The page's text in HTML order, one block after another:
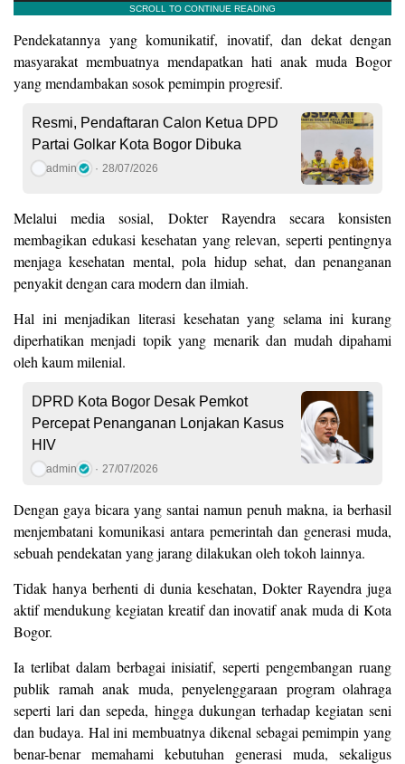
Pendekatannya yang komunikatif, inovatif, dan dekat dengan
masyarakat membuatnya mendapatkan hati anak muda Bogor
yang mendambakan sosok pemimpin progresif.
Resmi, Pendaftaran Calon Ketua DPD
Partai Golkar Kota Bogor Dibuka
admin 28/07/2026
Melalui media sosial, Dokter Rayendra secara konsisten
membagikan edukasi kesehatan yang relevan, seperti pentingnya
menjaga kesehatan mental, pola hidup sehat, dan penanganan
penyakit dengan cara modern dan ilmiah.
Hal ini menjadikan literasi kesehatan yang selama ini kurang
diperhatikan menjadi topik yang menarik dan mudah dipahami
oleh kaum milenial.
DPRD Kota Bogor Desak Pemkot
Percepat Penanganan Lonjakan Kasus
HIV
admin 27/07/2026
Dengan gaya bicara yang santai namun penuh makna, ia berhasil
menjembatani komunikasi antara pemerintah dan generasi muda,
sebuah pendekatan yang jarang dilakukan oleh tokoh lainnya.
Tidak hanya berhenti di dunia kesehatan, Dokter Rayendra juga
aktif mendukung kegiatan kreatif dan inovatif anak muda di Kota
Bogor.
Ia terlibat dalam berbagai inisiatif, seperti pengembangan ruang
publik ramah anak muda, penyelenggaraan program olahraga
seperti lari dan sepeda, hingga dukungan terhadap kegiatan seni
dan budaya. Hal ini membuatnya dikenal sebagai pemimpin yang
benar-benar memahami kebutuhan generasi muda, sekaligus